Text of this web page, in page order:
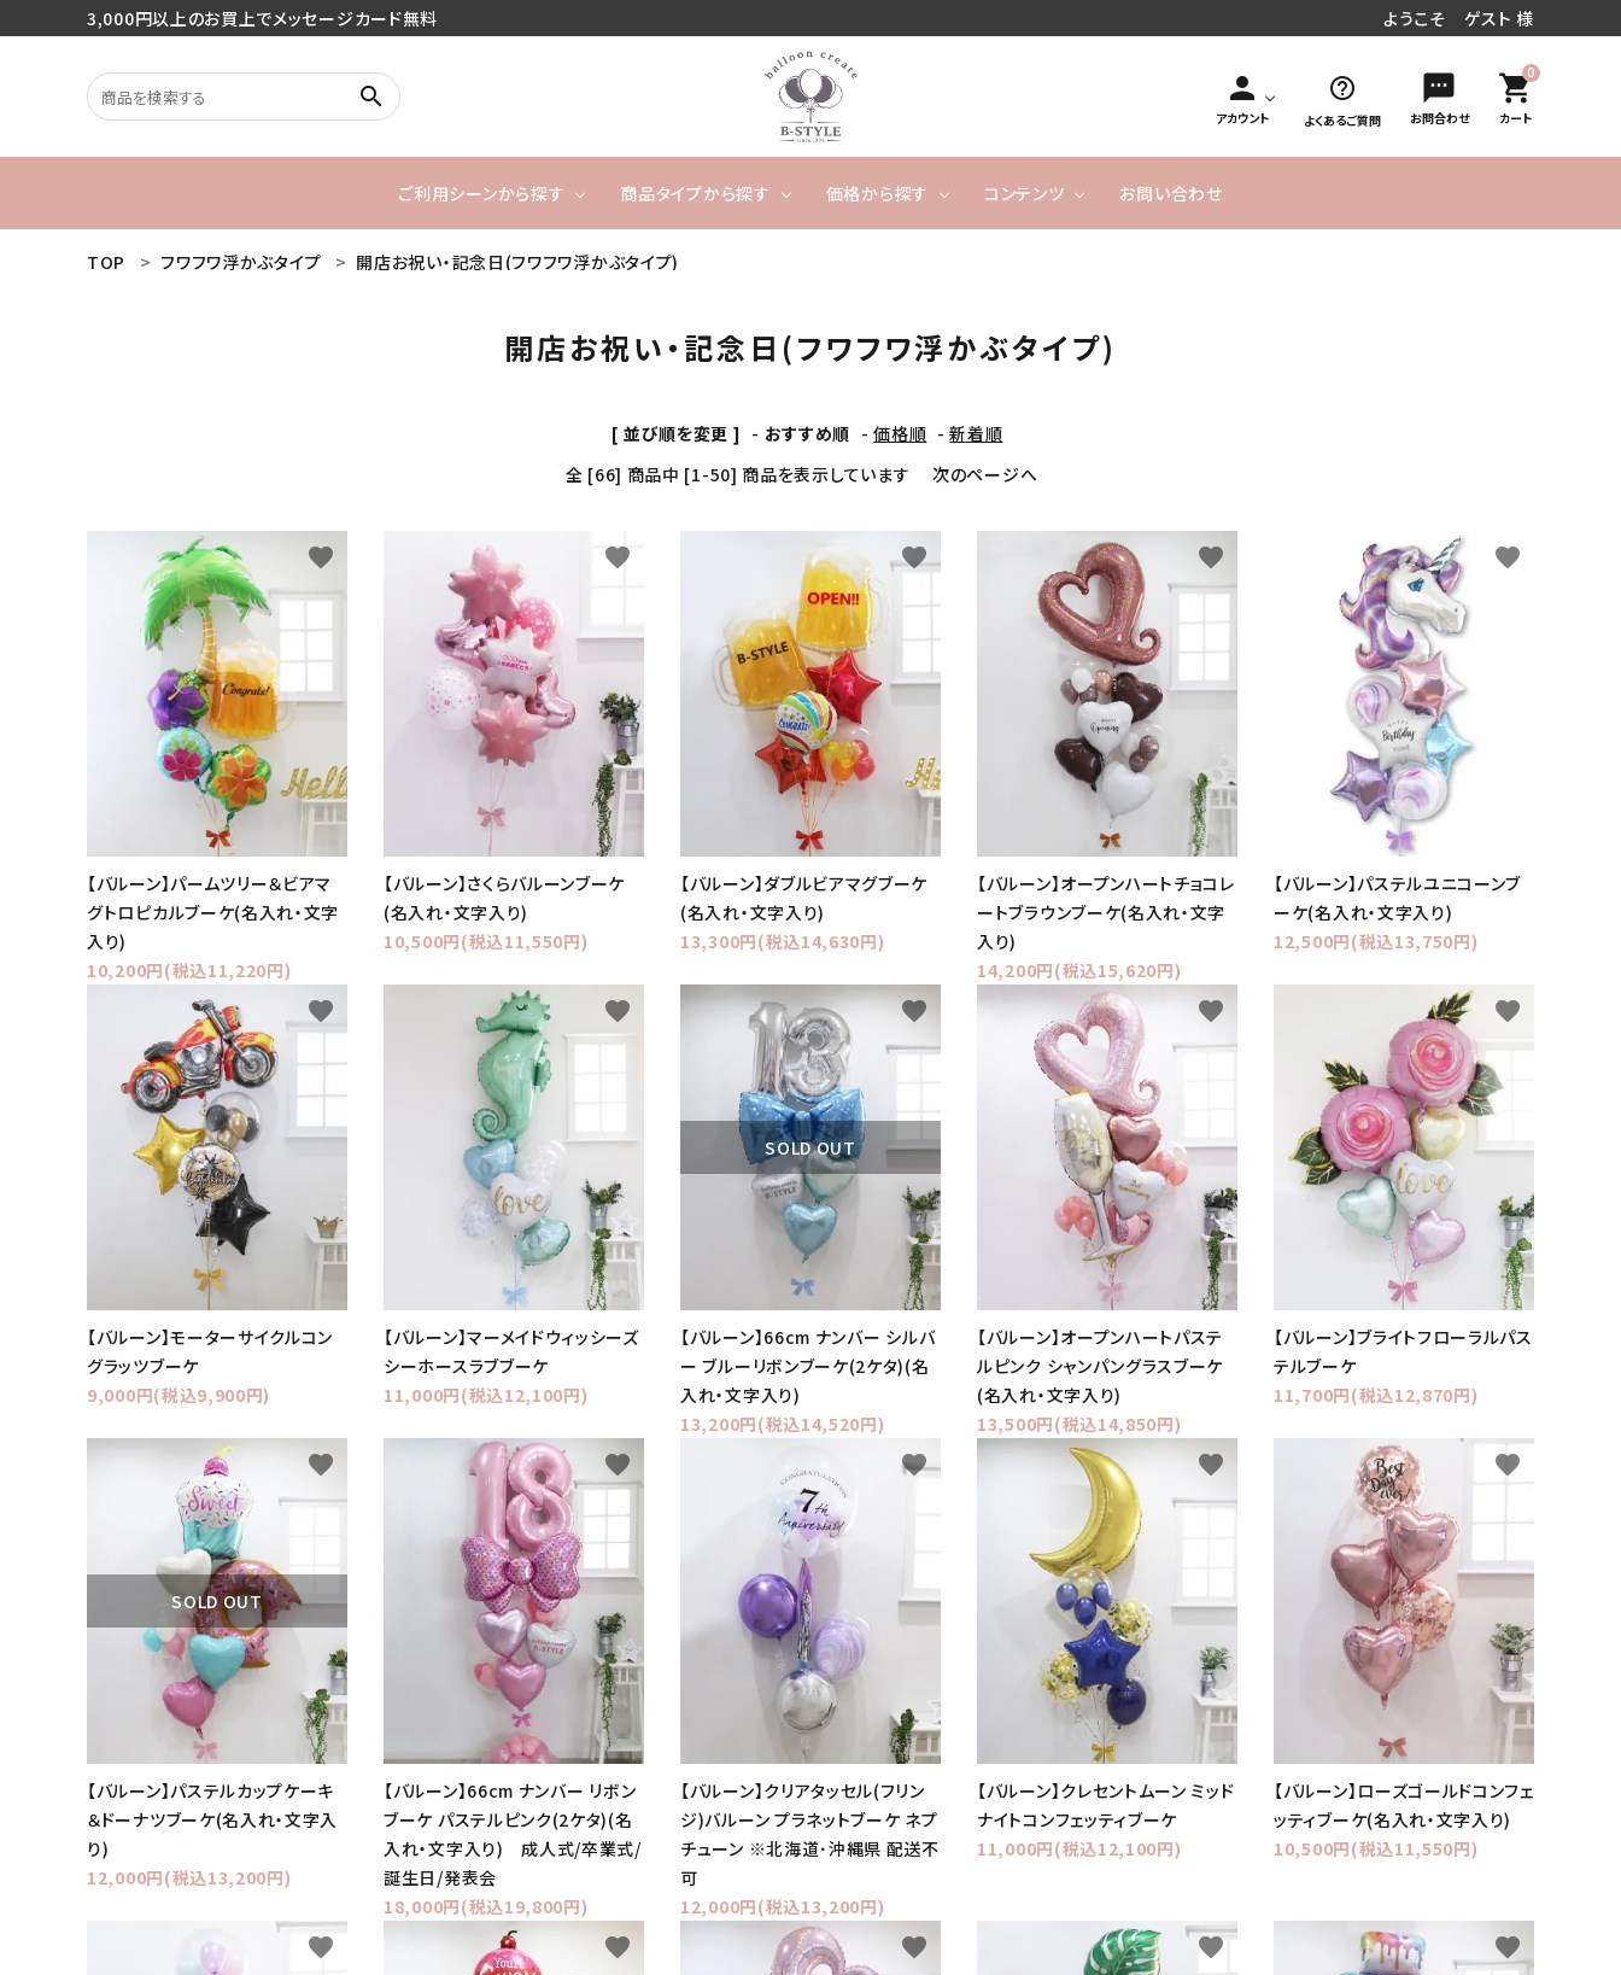
3,000円以上のお買上でメッセージカード無料 ようこそ ゲスト 様
search person
アカウント
help_outline
よくあるご質問
sms
お問合わせ
0
shopping_cart
カート
ご利用シーンから探す
1stバースデー 出産祝い 成人式／卒業式
商品タイプから探す
タッセルバルーン
カレンダーバルーン/バ
キャラクター 数字や文字のバルーン
バルーンスタンド オーダーメイドバルーン
価格から探す コンテンツ お問い合わせ
search
ACCOUNT MENU
ログイン person 新規会員登録
TOP フワフワ浮かぶタイプ 開店お祝い・記念日(フワフワ浮かぶタイプ)
開店お祝い・記念日(フワフワ浮かぶタイプ)
[ 並び順を変更 ] - おすすめ順 -価格順 -新着順
全 [66] 商品中 [1-50] 商品を表示しています
次のページへ
【バルーン】パームツリー＆ビアマ
グトロピカルブーケ(名入れ・文字
入り)
10,200円(税込11,220円)
favorite
【バルーン】さくらバルーンブーケ
(名入れ・文字入り)
10,500円(税込11,550円)
favorite
【バルーン】ダブルビアマグブーケ
(名入れ・文字入り)
13,300円(税込14,630円)
favorite
【バルーン】オープンハートチョコレ
ートブラウンブーケ(名入れ・文字
入り)
14,200円(税込15,620円)
favorite
【バルーン】パステルユニコーンブ
ーケ(名入れ・文字入り)
12,500円(税込13,750円)
favorite
【バルーン】モーターサイクルコン
グラッツブーケ
9,000円(税込9,900円)
favorite
【バルーン】マーメイドウィッシーズ
シーホースラブブーケ
11,000円(税込12,100円)
favorite
SOLD OUT
【バルーン】66cm ナンバー シルバ
ー ブルーリボンブーケ(2ケタ)(名
入れ・文字入り)
13,200円(税込14,520円)
favorite
【バルーン】オープンハートパステ
ルピンク シャンパングラスブーケ
(名入れ・文字入り)
13,500円(税込14,850円)
favorite
【バルーン】ブライトフローラルパス
テルブーケ
11,700円(税込12,870円)
favorite
SOLD OUT
【バルーン】パステルカップケーキ
＆ドーナツブーケ(名入れ・文字入
り)
12,000円(税込13,200円)
favorite
【バルーン】66cm ナンバー リボン
ブーケ パステルピンク(2ケタ)(名
入れ・文字入り) 成人式/卒業式/
誕生日/発表会
18,000円(税込19,800円)
favorite
【バルーン】クリアタッセル(フリン
ジ)バルーン プラネットブーケ ネプ
チューン ※北海道･沖縄県 配送不
可
12,000円(税込13,200円)
favorite
【バルーン】クレセントムーン ミッド
ナイトコンフェッティブーケ
11,000円(税込12,100円)
favorite
【バルーン】ローズゴールドコンフェ
ッティブーケ(名入れ・文字入り)
10,500円(税込11,550円)
favorite
favorite favorite favorite favorite favorite